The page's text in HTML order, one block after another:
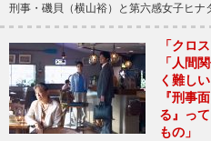
刑事・磯貝（横山裕）と第六感女子ヒナ
「クロ
「人間
く難し
『刑事
る』っ
もの」